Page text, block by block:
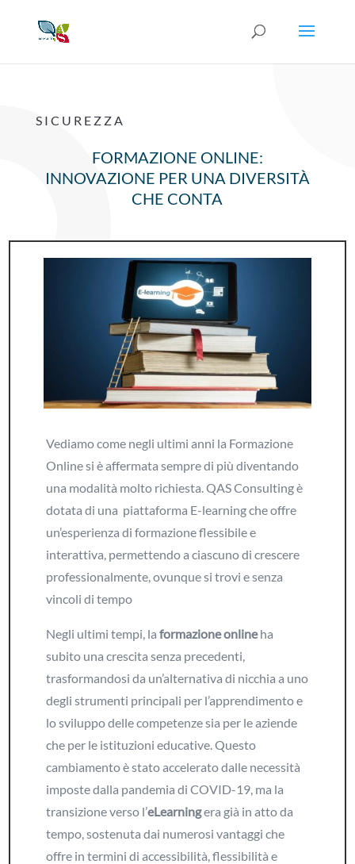
SICUREZZA
FORMAZIONE ONLINE:
INNOVAZIONE PER UNA DIVERSITÀ
CHE CONTA
Vediamo come negli ultimi anni la Formazione
Online si è affermata sempre di più diventando
una modalità molto richiesta. QAS Consulting è
dotata di una piattaforma E-learning che offre
un’esperienza di formazione flessibile e
interattiva, permettendo a ciascuno di crescere
professionalmente, ovunque si trovi e senza
vincoli di tempo
Negli ultimi tempi, laformazione onlineha
subito una crescita senza precedenti,
trasformandosi da un’alternativa di nicchia a uno
degli strumenti principali per l’apprendimento e
lo sviluppo delle competenze sia per le aziende
che per le istituzioni educative. Questo
cambiamento è stato accelerato dalle necessità
imposte dalla pandemia di COVID-19, ma la
transizione verso l’eLearningera già in atto da
tempo, sostenuta dai numerosi vantaggi che
offre in termini di accessibilità, flessibilità e